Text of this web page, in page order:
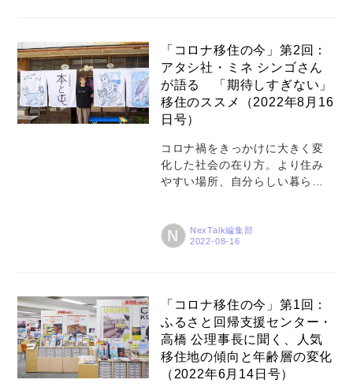
いた、移住の「ステップ」とい
う考え方を手掛かりに、今回お
話を伺ったのは、神奈川県真鶴
町で、“泊まれる出版社”「真鶴出
版」をご主人と営む來住友美
（きし・ともみ）さん。2015年
の設立以来、これまで真鶴出版
がきっかけとなってこの地に移
住した人は約30組にのぼるとい
います。真鶴町からも注目され
ものなのか、ご自身たちの移...
「コロナ移住の今」第2回：
アタシ社・ミネ シンゴさん
が語る 「期待しすぎない」
移住のススメ（2022年8月16
日号）
コロナ禍をきっかけに大きく変
化した社会の在り方。より住み
やすい場所、自分らしい暮らし
な「コロナ移住の今」を探る、
連載第２回目。今回伺ったの
編集者のミネシンゴさん。ミネ
さんは、2015年に自身の会社を
設立し、2017年にそれまで暮ら
していた神奈川県逗子市から三
浦市三崎に拠点を移しました。
現在は、移住者を積極的に受け
N NexTalk編集部
「コロナ移住の今」第1回：
ふるさと回帰支援センター・
高橋 公理事長に聞く、人気
移住地の傾向と年齢層の変化
（2022年6月14日号）